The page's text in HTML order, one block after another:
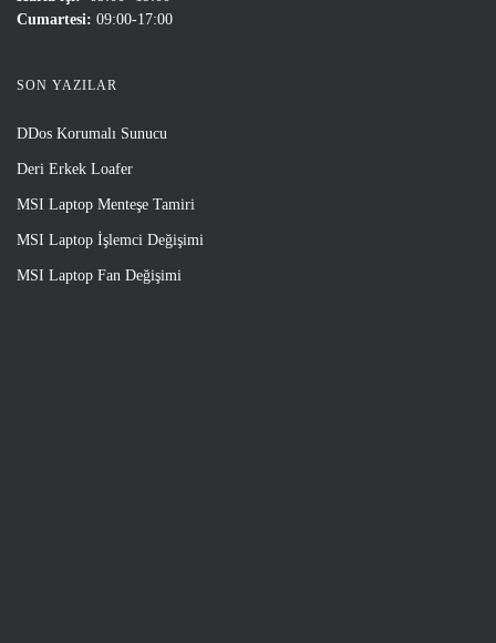
Cumartesi: 09:00-17:00
SON YAZILAR
DDos Korumalı Sunucu
Deri Erkek Loafer
MSI Laptop Menteşe Tamiri
MSI Laptop İşlemci Değişimi
MSI Laptop Fan Değişimi